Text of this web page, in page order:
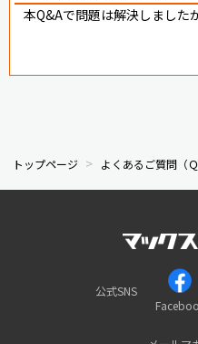
本Q&Aで問題は解決しました
トップページ よくあるご質問（
公式SNS